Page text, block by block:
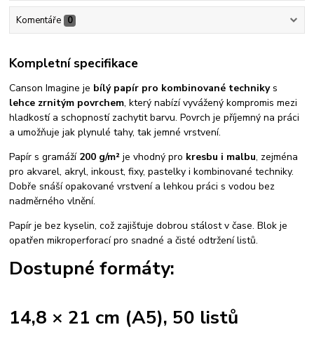
Komentáře 0
Kompletní specifikace
Canson Imagine je bílý papír pro kombinované technikys
lehce zrnitým povrchem, který nabízí vyvážený kompromis mezi
hladkostí a schopností zachytit barvu. Povrch je příjemný na práci
a umožňuje jak plynulé tahy, tak jemné vrstvení.
Papír s gramáží 200 g/m² je vhodný pro kresbu i malbu, zejména
pro akvarel, akryl, inkoust, fixy, pastelky i kombinované techniky.
Dobře snáší opakované vrstvení a lehkou práci s vodou bez
nadměrného vlnění.
Papír je bez kyselin, což zajišťuje dobrou stálost v čase. Blok je
opatřen mikroperforací pro snadné a čisté odtržení listů.
Dostupné formáty:
14,8 × 21 cm (A5), 50 listů